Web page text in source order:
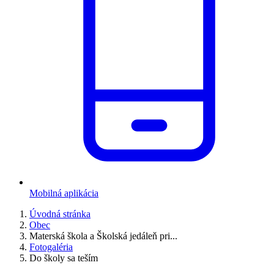
Mobilná aplikácia
Úvodná stránka
Obec
Materská škola a Školská jedáleň pri...
Fotogaléria
Do školy sa teším